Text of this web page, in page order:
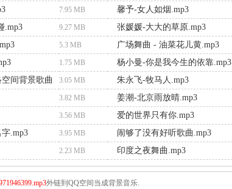
7.95 MB 馨予-女人如烟.mp3
.mp3 9.27 MB 张媛媛-大大的草原.mp3
5.3 MB 广场舞曲 - 油菜花儿黄.mp3
1.75 MB 杨小曼-你是我今生的依靠.mp3
间背景歌曲 3.05 MB 朱永飞-牧马人.mp3
3.82 MB 姜潮-北京雨放晴.mp3
3.56 MB 爱的世界只有你.mp3
.mp3 3.95 MB 闹够了没有好听歌曲.mp3
2.23 MB 印度之夜舞曲.mp3
外链到QQ空间当成背景音乐.